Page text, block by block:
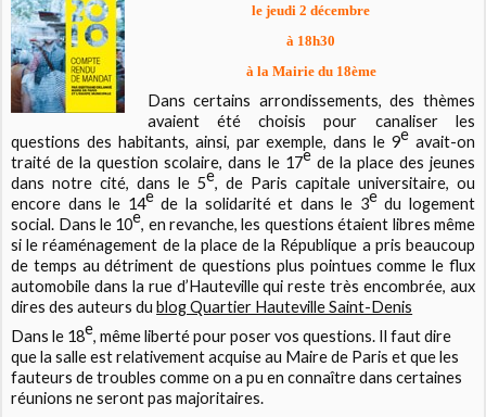
le jeudi 2 décembre
à 18h30
à la Mairie du 18ème
Dans certains arrondissements, des thèmes
avaient été choisis pour canaliser les
questions des habitants, ainsi, par exemple, dans le 9e avait-on
traité de la question scolaire, dans le 17ede la place des jeunes
dans notre cité, dans le 5e, de Paris capitale universitaire, ou
encore dans le 14ede la solidarité et dans le 3edu logement
social. Dans le 10e, en revanche, les questions étaient libres même
si le réaménagement de la place de la République a pris beaucoup
de temps au détriment de questions plus pointues comme le flux
automobile dans la rue d’Hauteville qui reste très encombrée, aux
dires des auteurs dublog Quartier Hauteville Saint-Denis
Dans le 18e, même liberté pour poser vos questions. Il faut dire
que la salle est relativement acquise au Maire de Paris et que les
fauteurs de troubles comme on a pu en connaître dans certaines
réunions ne seront pas majoritaires.